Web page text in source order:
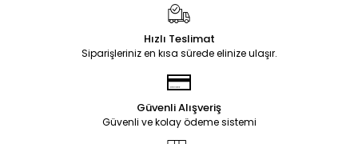
Hızlı Teslimat
Siparişleriniz en kısa sürede elinize ulaşır.
Güvenli Alışveriş
Güvenli ve kolay ödeme sistemi